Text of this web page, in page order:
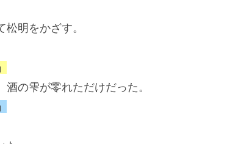
明をかざす。
の雫が零れただけだった。